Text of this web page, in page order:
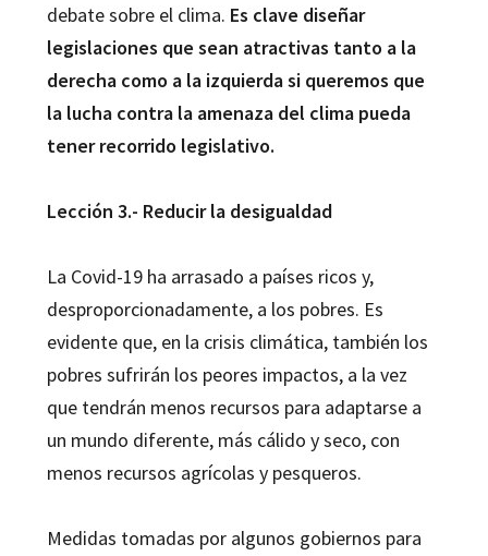
debate sobre el clima. Es clave diseñar
legislaciones que sean atractivas tanto a la
derecha como a la izquierda si queremos que
la lucha contra la amenaza del clima pueda
tener recorrido legislativo.
Lección 3.- Reducir la desigualdad
La Covid-19 ha arrasado a países ricos y,
desproporcionadamente, a los pobres. Es
evidente que, en la crisis climática, también los
pobres sufrirán los peores impactos, a la vez
que tendrán menos recursos para adaptarse a
un mundo diferente, más cálido y seco, con
menos recursos agrícolas y pesqueros.
Medidas tomadas por algunos gobiernos para